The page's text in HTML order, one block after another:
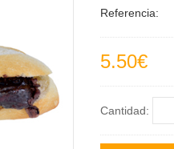
Referencia:
5.50€
Cantidad: